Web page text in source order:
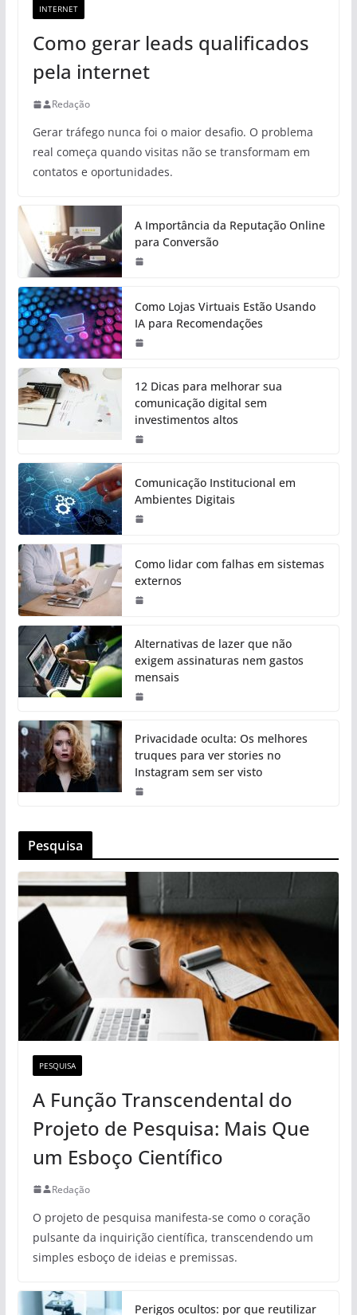
INTERNET
Como gerar leads qualificados
pela internet
Redação
Gerar tráfego nunca foi o maior desafio. O problema
real começa quando visitas não se transformam em
contatos e oportunidades.
A Importância da Reputação Online
para Conversão
Como Lojas Virtuais Estão Usando
IA para Recomendações
12 Dicas para melhorar sua
comunicação digital sem
investimentos altos
Comunicação Institucional em
Ambientes Digitais
Como lidar com falhas em sistemas
externos
Alternativas de lazer que não
exigem assinaturas nem gastos
mensais
Privacidade oculta: Os melhores
truques para ver stories no
Instagram sem ser visto
Pesquisa
PESQUISA
A Função Transcendental do
Projeto de Pesquisa: Mais Que
um Esboço Científico
Redação
O projeto de pesquisa manifesta-se como o coração
pulsante da inquirição científica, transcendendo um
simples esboço de ideias e premissas.
Perigos ocultos: por que reutilizar